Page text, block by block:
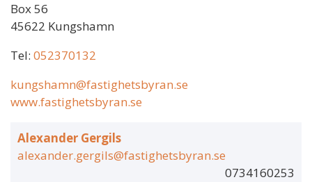
Box 56
45622 Kungshamn
Tel: 052370132
kungshamn@fastighetsbyran.se
www.fastighetsbyran.se
Alexander Gergils
alexander.gergils@fastighetsbyran.se
0734160253